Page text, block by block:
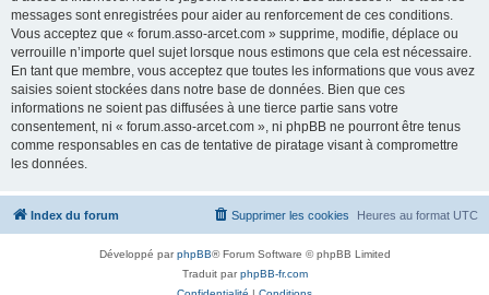
messages sont enregistrées pour aider au renforcement de ces conditions.
Vous acceptez que « forum.asso-arcet.com » supprime, modifie, déplace ou
verrouille n’importe quel sujet lorsque nous estimons que cela est nécessaire.
En tant que membre, vous acceptez que toutes les informations que vous avez
saisies soient stockées dans notre base de données. Bien que ces
informations ne soient pas diffusées à une tierce partie sans votre
consentement, ni « forum.asso-arcet.com », ni phpBB ne pourront être tenus
comme responsables en cas de tentative de piratage visant à compromettre
les données.
Index du forum Heures au format UTC
Supprimer les cookies
Développé parphpBB® Forum Software © phpBB Limited
Traduit parphpBB-fr.com